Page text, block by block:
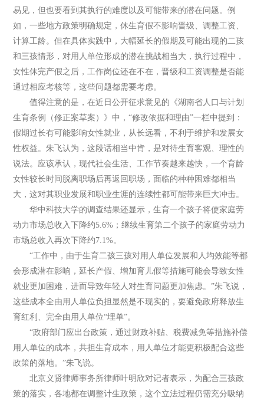
易见，但也要看到其执行的难度以及可能带来的潜在问题。例
如，一些地方政策明确规定，休生育假不影响晋级、调整工资、
计算工龄。但在具体实践中，大幅延长的假期及可能出现的二孩
和三孩情形，对用人单位形成的潜在挑战相当大，执行过程中，
女性休完产假之后，工作岗位还在不在，晋级和工资调整是否能
通过相应考核等，这些问题都需要考虑。
值得注意的是，在近日公开征求意见的《湖南省人口与计划
生育条例（修正案草案）》中，“修改依据和理由”一栏中提到：
假期过长有可能影响女性就业，从长远看，不利于维护和发展女
性权益。朱飞认为，这段话相当中肯，是对待生育客观、理性的
说法。应该承认，现代社会生活、工作节奏越来越快，一个育龄
女性较长时间脱离职场后再返回职场，面临的种种困难都相当
大，这对其职业发展和职业生涯的连续性都可能带来巨大冲击。
华中科技大学的调查结果还显示，生育一个孩子将使家庭劳
动力市场总收入下降约5.6%；继续生育第二个孩子的家庭劳动力
市场总收入再次下降约7.1%。
“工作中，由于生育二孩三孩对用人单位发展和人均效能等都
会形成潜在影响，延长产假、增加育儿假等措施可能会导致女性
就业更加困难，进而导致年轻人对生育问题更加焦虑。”朱飞说，
这些成本全由用人单位负担显然是不现实的，要避免政府释放生
育红利、完全由用人单位“埋单”。
“政府部门应出台政策，通过财政补贴、税费减免等措施补偿
用人单位的成本，共担生育成本，用人单位才能更积极配合这些
政策的落地。”朱飞说。
北京义贤律师事务所律师叶明欣对记者表示，为配合三孩政
策的落实，各地都在调整计生政策，这个立法过程仍需充分吸纳